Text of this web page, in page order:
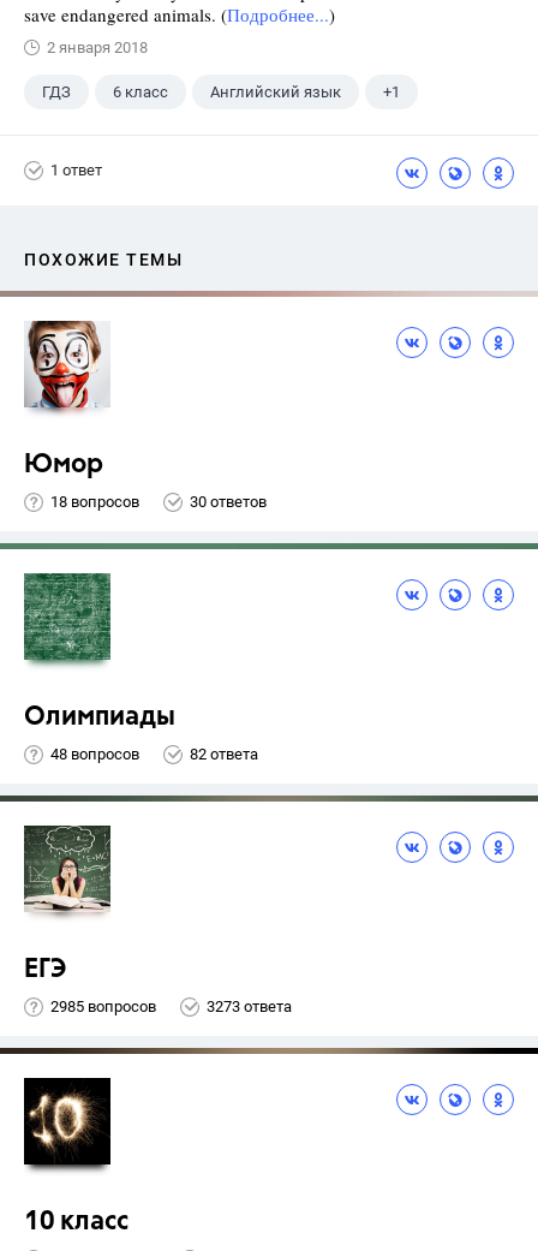
save endangered animals. (Подробнее...)
2 января 2018
ГДЗ 6 класс Английский язык +1
1 ответ
ПОХОЖИЕ ТЕМЫ
Юмор
18 вопросов 30 ответов
Олимпиады
48 вопросов 82 ответа
ЕГЭ
2985 вопросов 3273 ответа
10 класс